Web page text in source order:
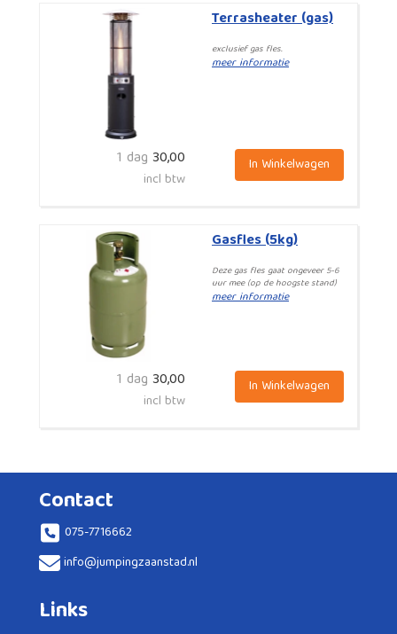
Terrasheater (gas)
exclusief gas fles.
meer informatie
30,00
1 dag
incl btw
In Winkelwagen
Gasfles (5kg)
Deze gas fles gaat ongeveer 5-6
uur mee (op de hoogste stand)
meer informatie
30,00
1 dag
incl btw
In Winkelwagen
Contact
075-7716662
info@jumpingzaanstad.nl
Links